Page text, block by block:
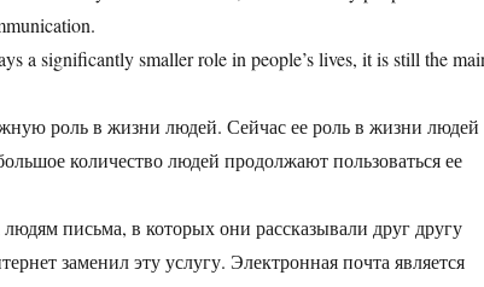
a significantly smaller role in people’s lives, it is still the
роль в жизни людей. Сейчас ее роль в жизни людей
количество людей продолжают пользоваться ее
письма, в которых они рассказывали друг другу
заменил эту услугу. Электронная почта является